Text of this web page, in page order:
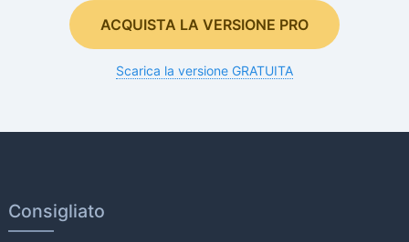
ACQUISTA LA VERSIONE PRO
Scarica la versione GRATUITA
Consigliato